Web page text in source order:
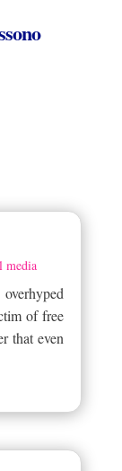
media
of free
that even